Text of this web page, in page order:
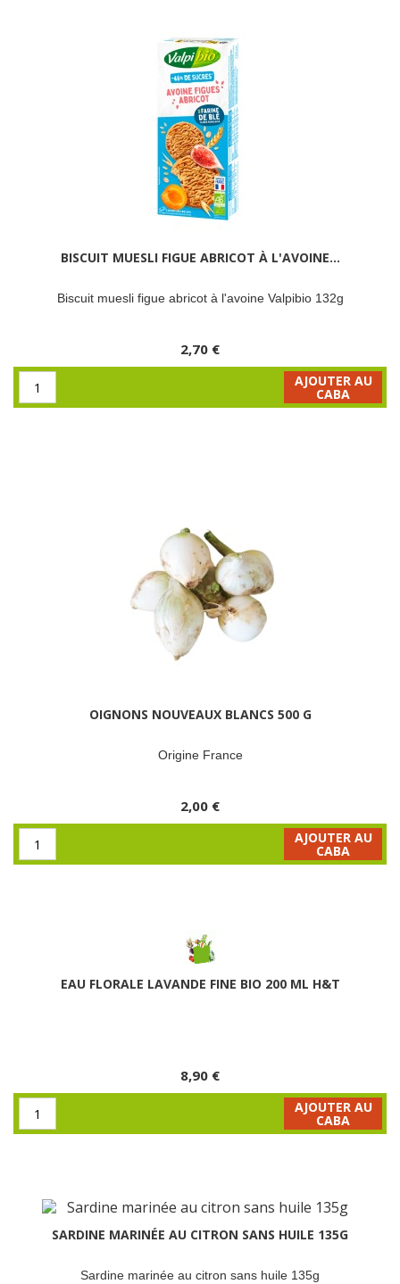
BISCUIT MUESLI FIGUE ABRICOT À L'AVOINE...
Biscuit muesli figue abricot à l'avoine Valpibio 132g
2,70 €
AJOUTER AU
CABA
OIGNONS NOUVEAUX BLANCS 500 G
Origine France
2,00 €
AJOUTER AU
CABA
EAU FLORALE LAVANDE FINE BIO 200 ML H&T
8,90 €
AJOUTER AU
CABA
SARDINE MARINÉE AU CITRON SANS HUILE 135G
Sardine marinée au citron sans huile 135g